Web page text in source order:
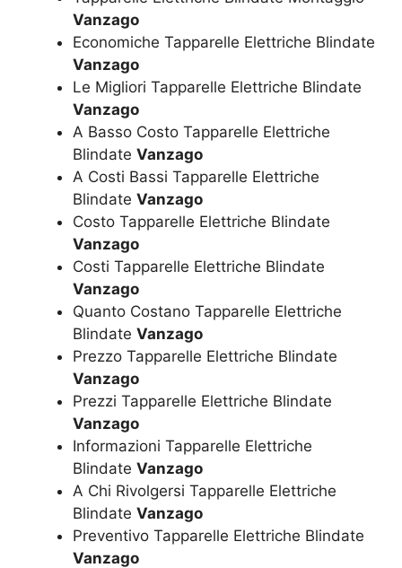
Vanzago
Economiche Tapparelle Elettriche Blindate
Vanzago
Le Migliori Tapparelle Elettriche Blindate
Vanzago
A Basso Costo Tapparelle Elettriche
Blindate Vanzago
A Costi Bassi Tapparelle Elettriche
Blindate Vanzago
Costo Tapparelle Elettriche Blindate
Vanzago
Costi Tapparelle Elettriche Blindate
Vanzago
Quanto Costano Tapparelle Elettriche
Blindate Vanzago
Prezzo Tapparelle Elettriche Blindate
Vanzago
Prezzi Tapparelle Elettriche Blindate
Vanzago
Informazioni Tapparelle Elettriche
Blindate Vanzago
A Chi Rivolgersi Tapparelle Elettriche
Blindate Vanzago
Preventivo Tapparelle Elettriche Blindate
Vanzago